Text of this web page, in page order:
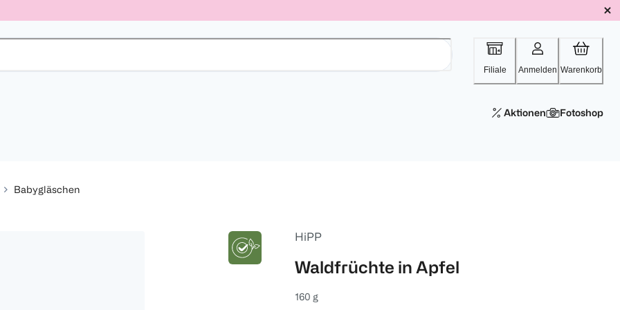
Filiale Anmelden Warenkorb
Aktionen Fotoshop
Babygläschen
HiPP
Waldfrüchte in Apfel
160 g